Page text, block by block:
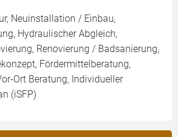
Neuinstallation / Einbau,
Hydraulischer Abgleich,
Renovierung / Badsanierung,
Fördermittelberatung,
Ort Beratung, Individueller
(iSFP)